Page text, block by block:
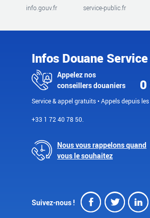
info.gouv.fr service-public.fr
Infos Douane Service
Appelez nos
conseillers douaniers
Service & appel gratuits • Appels depuis
+33 1 72 40 78 50.
Nous vous rappelons quand
vous le souhaitez
Suivez-nous !